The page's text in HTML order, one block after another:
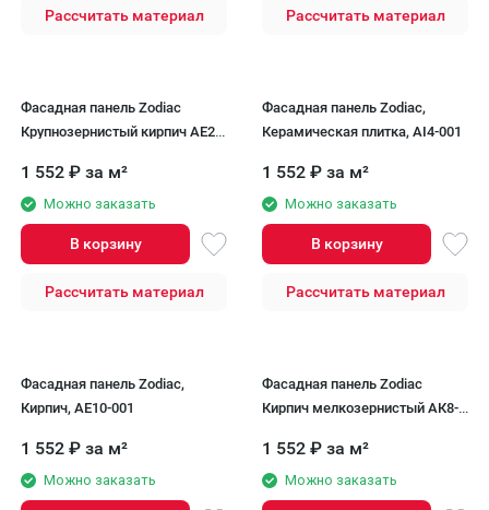
Рассчитать материал Рассчитать материал
Фасадная панель Zodiac
Крупнозернистый кирпич AE2-
1 552 ₽ за м²
Можно заказать
В корзину
Рассчитать материал
Фасадная панель Zodiac,
Керамическая плитка, AI4-001
1 552 ₽ за м²
Можно заказать
В корзину
Рассчитать материал
Фасадная панель Zodiac,
Кирпич, AE10-001
1 552 ₽ за м²
Можно заказать
Фасадная панель Zodiac
Кирпич мелкозернистый АК8-
1 552 ₽ за м²
Можно заказать